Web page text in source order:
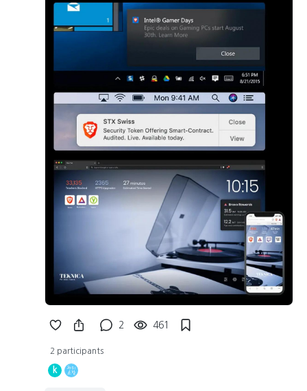
2 461
2 participants
k